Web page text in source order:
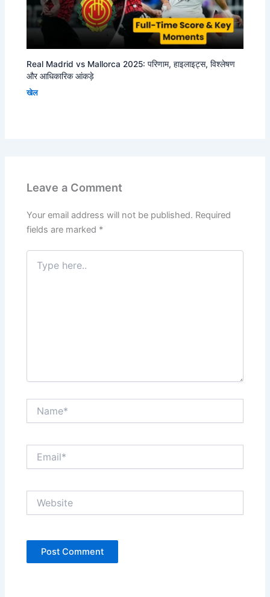
Real Madrid vs Mallorca 2025: परिणाम, हाइलाइट्स, विश्लेषण
और आधिकारिक आंकड़े
खेल
Leave a Comment
Your email address will not be published. Required
fields are marked *
Type
here..